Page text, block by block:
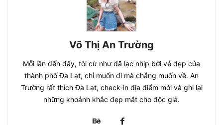
Võ Thị An Trường
Mỗi lần đến đây, tôi cứ như đã lạc nhịp bởi vẻ đẹp của
thành phố Đà Lạt, chỉ muốn đi mà chẳng muốn về. An
Trường rất thích Đà Lạt, check-in địa điểm mới và ghi lại
những khoảnh khắc đẹp mắt cho độc giả.